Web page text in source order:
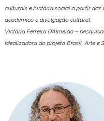
culturais e história social a partir
acadêmico e divulgação cultural.
Victória Ferreira D’Almeida –
idealizadora do projeto Brasil, Arte e